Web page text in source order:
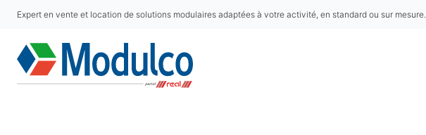
Expert en vente et location de solutions modulaires adaptées à votre activité, en standard ou sur mesure.